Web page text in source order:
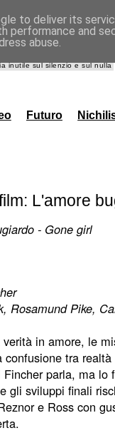
inutile sul silenzio e sul nulla
Futuro
L'amore
- Gone girl
Rosamund Pike,
in amore, le
confusione tra
parla, ma lo
gli sviluppi finali
e Ross con
to deliver its
performance and
abuse.